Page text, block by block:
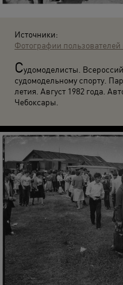
Источники:
Фотографии
Судомоделисты.
судомодельному спорту.
летия. Август 1982 года.
Чебоксары.